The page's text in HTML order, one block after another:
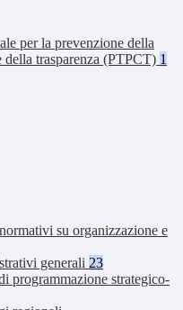
per la prevenzione della
della trasparenza (PTPCT) 1
su organizzazione e
generali 23
programmazione strategico-